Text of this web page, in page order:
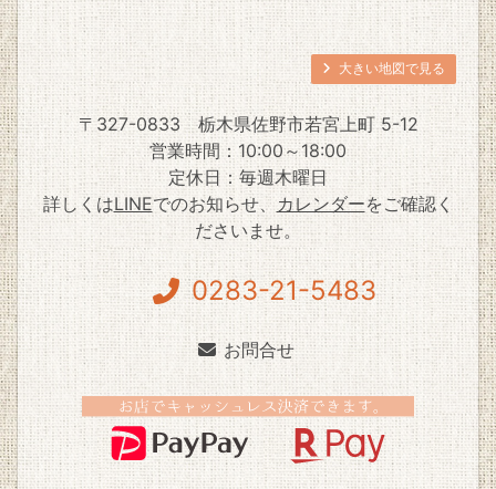
大きい地図で見る
〒327-0833
栃木県佐野市若宮上町 5-12
営業時間：10:00～18:00
定休日：毎週木曜日
詳しくはLINEでのお知らせ、 カレンダーをご確認く
ださいませ。
0283-21-5483
お問合せ